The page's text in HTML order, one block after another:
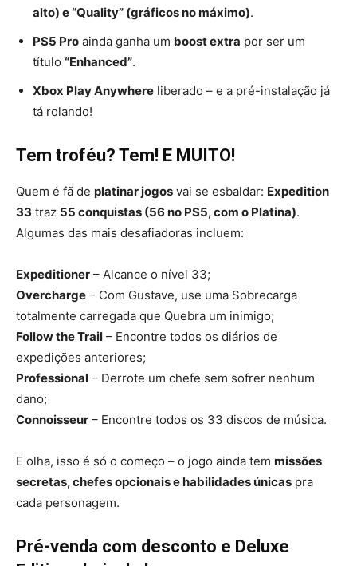
alto) e “Quality” (gráficos no máximo).
PS5 Pro ainda ganha um boost extra por ser um
título “Enhanced”.
Xbox Play Anywhere liberado – e a pré-instalação já
tá rolando!
Tem troféu? Tem! E MUITO!
Quem é fã de platinar jogos vai se esbaldar: Expedition
33 traz 55 conquistas (56 no PS5, com o Platina).
Algumas das mais desafiadoras incluem:
Expeditioner – Alcance o nível 33;
Overcharge – Com Gustave, use uma Sobrecarga
totalmente carregada que Quebra um inimigo;
Follow the Trail – Encontre todos os diários de
expedições anteriores;
Professional – Derrote um chefe sem sofrer nenhum
dano;
Connoisseur – Encontre todos os 33 discos de música.
E olha, isso é só o começo – o jogo ainda tem missões
secretas, chefes opcionais e habilidades únicas pra
cada personagem.
Pré-venda com desconto e Deluxe